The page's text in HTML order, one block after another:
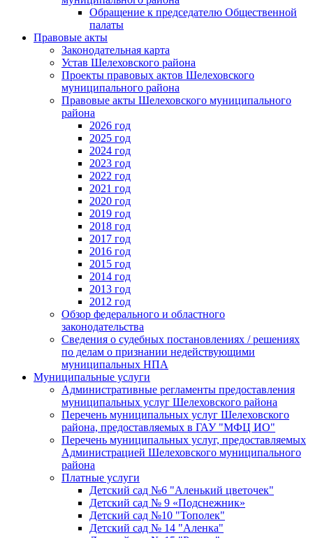
Обращение к председателю Общественной
палаты
Правовые акты
Законодательная карта
Устав Шелеховского района
Проекты правовых актов Шелеховского
муниципального района
Правовые акты Шелеховского муниципального
района
2026 год
2025 год
2024 год
2023 год
2022 год
2021 год
2020 год
2019 год
2018 год
2017 год
2016 год
2015 год
2014 год
2013 год
2012 год
Обзор федерального и областного
законодательства
Сведения о судебных постановлениях / решениях
по делам о признании недействующими
муниципальных НПА
Муниципальные услуги
Административные регламенты предоставления
муниципальных услуг Шелеховского района
Перечень муниципальных услуг Шелеховского
района, предоставляемых в ГАУ "МФЦ ИО"
Перечень муниципальных услуг, предоставляемых
Администрацией Шелеховского муниципального
района
Платные услуги
Детский сад №6 "Аленький цветочек"
Детский сад № 9 «Подснежник»
Детский сад №10 "Тополек"
Детский сад № 14 "Аленка"